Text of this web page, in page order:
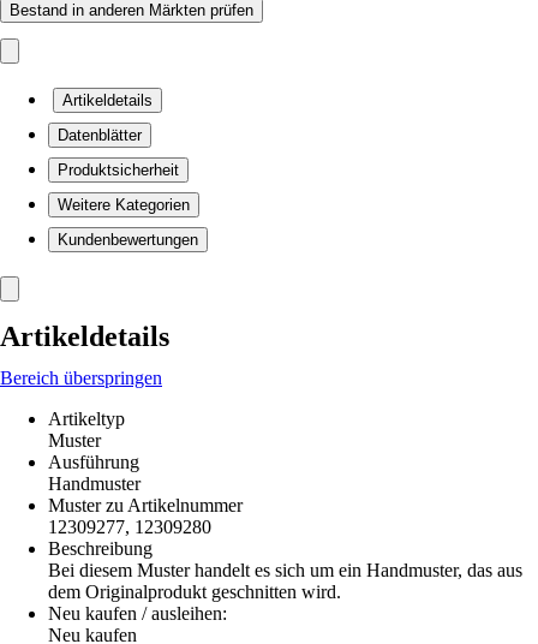
Bestand in anderen Märkten prüfen
Artikeldetails
Datenblätter
Produktsicherheit
Weitere Kategorien
Kundenbewertungen
Artikeldetails
Bereich überspringen
Artikeltyp
Muster
Ausführung
Handmuster
Muster zu Artikelnummer
12309277, 12309280
Beschreibung
Bei diesem Muster handelt es sich um ein Handmuster, das aus
dem Originalprodukt geschnitten wird.
Neu kaufen / ausleihen:
Neu kaufen